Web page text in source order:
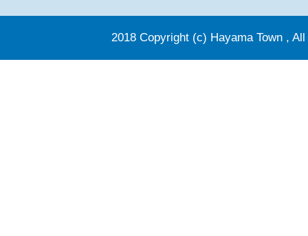
2018 Copyright (c) Hayama Town ,